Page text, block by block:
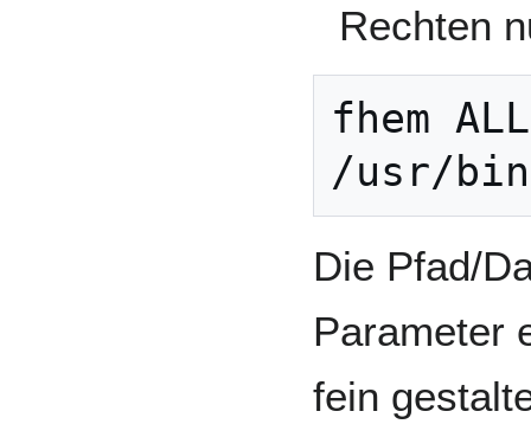
Rechten
fhem
/usr/
Die Pfad/
Parameter
fein